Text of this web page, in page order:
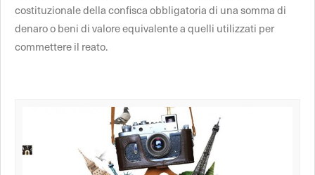
costituzionale della confisca obbligatoria di una somma di
denaro o beni di valore equivalente a quelli utilizzati per
commettere il reato.